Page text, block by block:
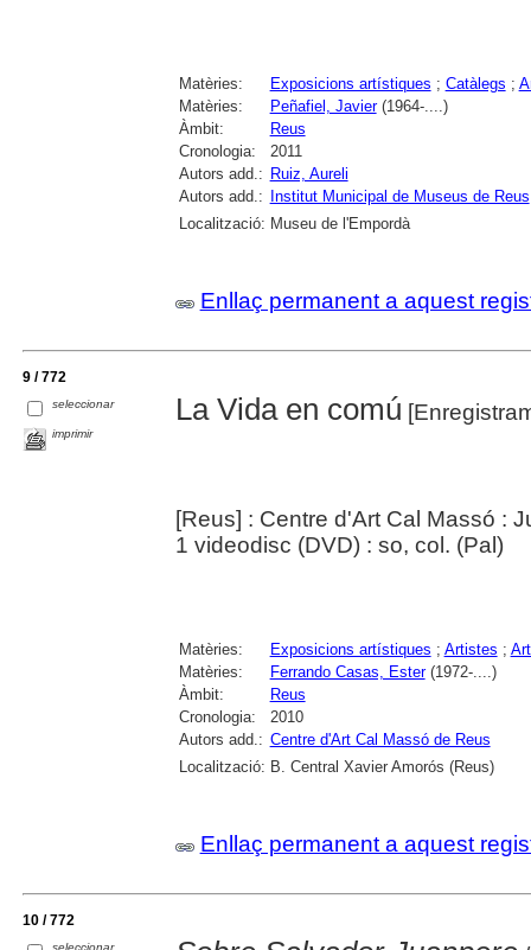
Matèries: Exposicions artístiques ; Catàlegs ;
Matèries:
Peñafiel, Javier(1964-....)
Àmbit:
Reus
Cronologia:
2011
Autors add.: Ruiz, Aureli
Autors add.:
Institut Municipal de Museus de Reus
Localització: Museu de l'Empordà
Enllaç permanent a aquest
9 / 772
seleccionar
imprimir
La Vida en comú
[Reus] : Centre d'Art Cal Massó :
1 videodisc (DVD) : so, col. (Pal)
Matèries: Exposicions artístiques ; Artistes ;
Matèries:
Ferrando Casas, Ester(1972-....)
Àmbit:
Reus
Cronologia:
2010
Autors add.: Centre d'Art Cal Massó de Reus
Localització: B. Central Xavier Amorós (Reus)
Enllaç permanent a aquest
10 / 772
seleccionar